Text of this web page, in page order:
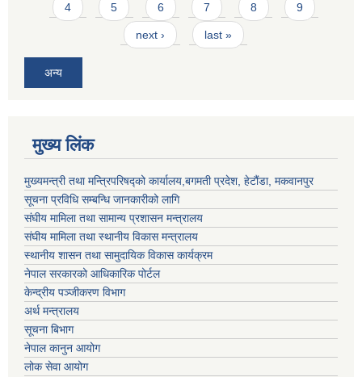
4 5 6 7 8 9
next › last »
अन्य
मुख्य लिंक
मुख्यमन्त्री तथा मन्त्रिपरिषद्को कार्यालय,बगमती प्रदेश, हेटौंडा, मकवानपुर
सूचना प्रविधि सम्बन्धि जानकारीको लागि
संघीय मामिला तथा सामान्य प्रशासन मन्त्रालय
संघीय मामिला तथा स्थानीय विकास मन्त्रालय
स्थानीय शासन तथा सामुदायिक विकास कार्यक्रम
नेपाल सरकारको आधिकारिक पोर्टल
केन्द्रीय पञ्जीकरण विभाग
अर्थ मन्त्रालय
सूचना बिभाग
नेपाल कानुन आयोग
लोक सेवा आयोग